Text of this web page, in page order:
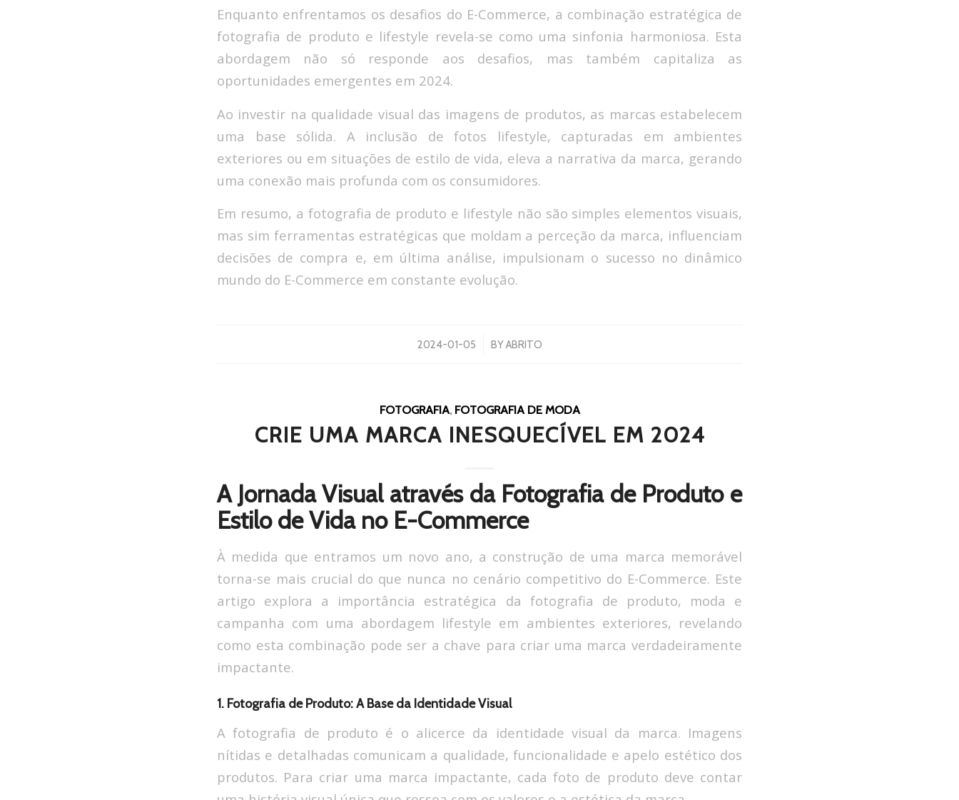
Enquanto enfrentamos os desafios do E-Commerce, a combinação estratégica de
fotografia de produto e lifestyle revela-se como uma sinfonia harmoniosa. Esta
abordagem não só responde aos desafios, mas também capitaliza as
oportunidades emergentes em 2024.
Ao investir na qualidade visual das imagens de produtos, as marcas estabelecem
uma base sólida. A inclusão de fotos lifestyle, capturadas em ambientes
exteriores ou em situações de estilo de vida, eleva a narrativa da marca, gerando
uma conexão mais profunda com os consumidores.
Em resumo, a fotografia de produto e lifestyle não são simples elementos visuais,
mas sim ferramentas estratégicas que moldam a perceção da marca, influenciam
decisões de compra e, em última análise, impulsionam o sucesso no dinâmico
mundo do E-Commerce em constante evolução.
2024-01-05
/ BYABRITO
FOTOGRAFIA, FOTOGRAFIA DE MODA
CRIE UMA MARCA INESQUECÍVEL EM 2024
A Jornada Visual através da Fotografia de Produto e
Estilo de Vida no E-Commerce
À medida que entramos um novo ano, a construção de uma marca memorável
torna-se mais crucial do que nunca no cenário competitivo do E-Commerce. Este
artigo explora a importância estratégica da fotografia de produto, moda e
campanha com uma abordagem lifestyle em ambientes exteriores, revelando
como esta combinação pode ser a chave para criar uma marca verdadeiramente
impactante.
1. Fotografia de Produto: A Base da Identidade Visual
A fotografia de produto é o alicerce da identidade visual da marca. Imagens
nítidas e detalhadas comunicam a qualidade, funcionalidade e apelo estético dos
produtos. Para criar uma marca impactante, cada foto de produto deve contar